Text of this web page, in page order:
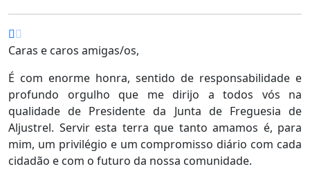
Caras e caros amigas/os,
É com enorme honra, sentido de responsabilidade e
profundo orgulho que me dirijo a todos vós na
qualidade de Presidente da Junta de Freguesia de
Aljustrel. Servir esta terra que tanto amamos é, para
mim, um privilégio e um compromisso diário com cada
cidadão e com o futuro da nossa comunidade.